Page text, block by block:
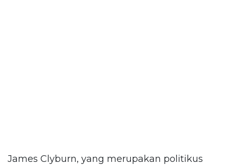
James Clyburn, yang merupakan politikus